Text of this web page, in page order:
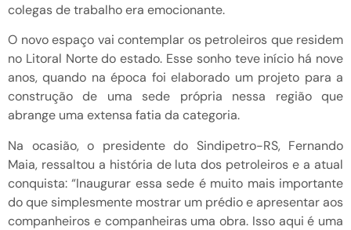
colegas de trabalho era emocionante.
O novo espaço vai contemplar os petroleiros que residem
no Litoral Norte do estado. Esse sonho teve início há nove
anos, quando na época foi elaborado um projeto para a
construção de uma sede própria nessa região que
abrange uma extensa fatia da categoria.
Na ocasião, o presidente do Sindipetro-RS, Fernando
Maia, ressaltou a história de luta dos petroleiros e a atual
conquista: “Inaugurar essa sede é muito mais importante
do que simplesmente mostrar um prédio e apresentar aos
companheiros e companheiras uma obra. Isso aqui é uma